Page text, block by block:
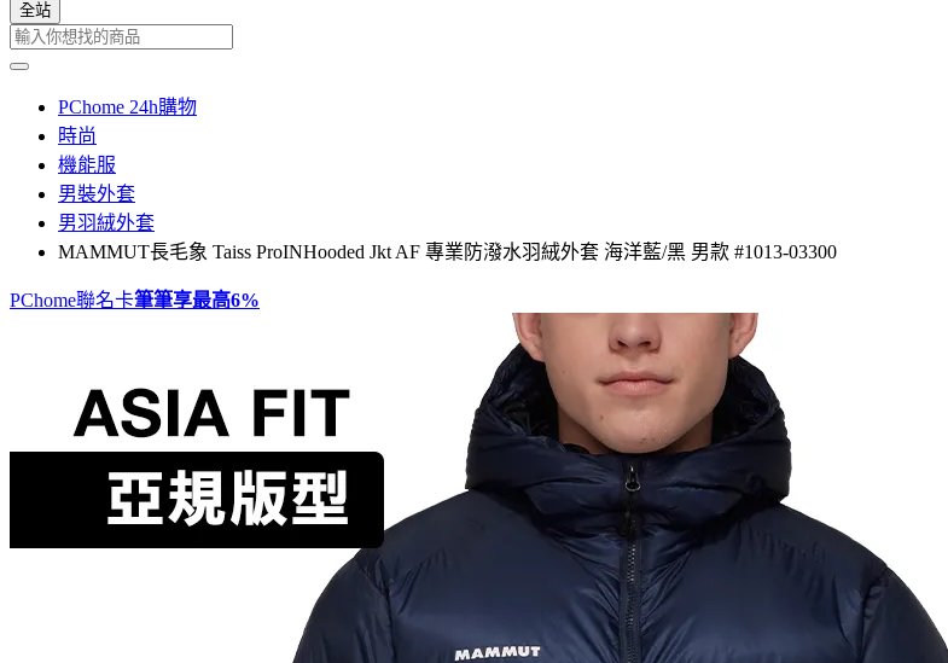
全站
PChome 24h購物
時尚
機能服
男裝外套
男羽絨外套
MAMMUT長毛象 Taiss ProINHooded Jkt AF 專業防潑水羽絨外套 海洋藍/黑 男款 #1013-03300
PChome聯名卡筆筆享最高6%